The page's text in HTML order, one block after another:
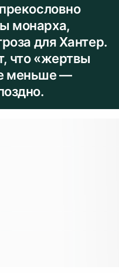
монарха,
для Хантер.
что «жертвы
меньше —